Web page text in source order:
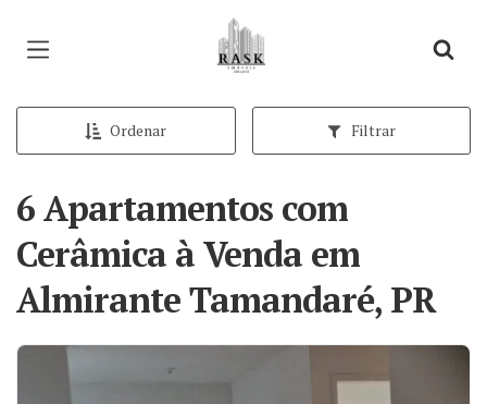
Página inicial
Ordenar Filtrar
6 Apartamentos com
Cerâmica à Venda em
Almirante Tamandaré, PR